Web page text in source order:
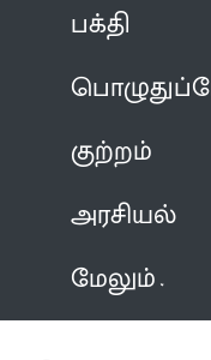
பக்தி
குற்றம்
அரசியல்
மேலும்